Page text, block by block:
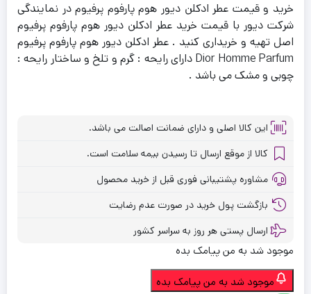
خرید و قیمت عطر ادکلن دیور هوم پارفوم پرفیوم در نمایندگی
شرکت دیور با قیمت خرید عطر ادکلن دیور هوم پارفوم پرفیوم
اصل تهیه و خریداری کنید . عطر ادکلن دیور هوم پارفوم پرفیوم
Dior Homme Parfum دارای رایحه : گرم و تلخ و ساختار رایحه :
چوبی و مشک می باشد .
این کالا اصلی و دارای ضمانت اصالت می باشد.
کالا از موقع ارسال تا رسیدن بیمه سلامت است.
مشاوره پشتیبانی فوری قبل از خرید محصول
بازگشت پول خرید در صورت عدم رضایت
ارسال پستی هر روز به سراسر کشور
موجود شد به من پیامک بده
موجود شد به من پیامک بده